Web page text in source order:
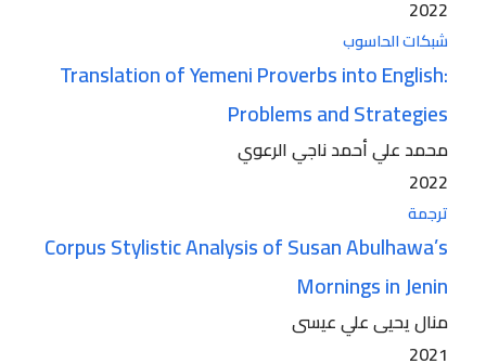
2022
شبكات الحاسوب
Translation of Yemeni Proverbs into English:
Problems and Strategies
محمد علي أحمد ناجي الرعوي
2022
ترجمة
Corpus Stylistic Analysis of Susan Abulhawa’s
Mornings in Jenin
منال يحيى علي عيسى
2021